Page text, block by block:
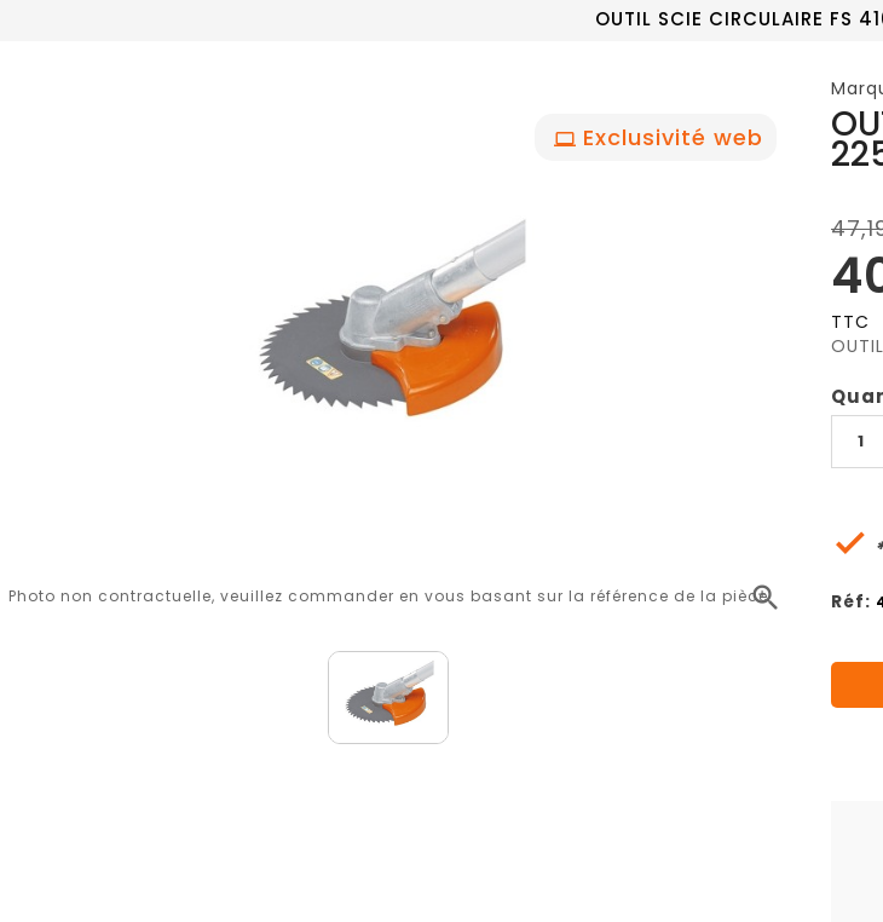
OUTIL SCIE CIRCULAIRE FS
Exclusivité web

Photo non contractuelle, veuillez commander en vous basant sur la référence de la pièce
TTC

Réf: